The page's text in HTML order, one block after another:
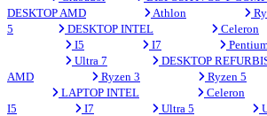
DESKTOP AMD
Athlon
5
DESKTOP INTEL Celeron
I5
I7
Ultra 7
DESKTOP
AMD
Ryzen 3 Ryzen 5
LAPTOP INTEL
Celeron
I5
I7 Ultra 5